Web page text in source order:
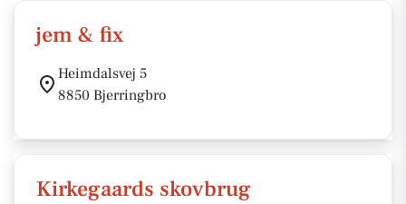
jem & fix
Heimdalsvej 5
8850 Bjerringbro
Kirkegaards skovbrug